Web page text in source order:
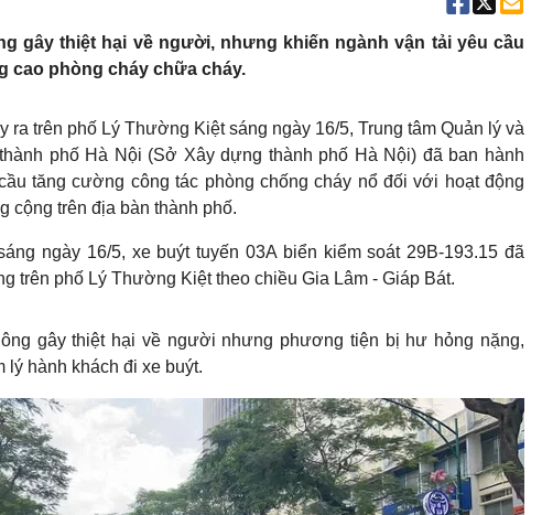
gây thiệt hại về người, nhưng khiến ngành vận tải yêu cầu
cao phòng cháy chữa cháy.
ra trên phố Lý Thường Kiệt sáng ngày 16/5, Trung tâm Quản lý và
phố Hà Nội (Sở Xây dựng thành phố Hà Nội) đã ban hành
tăng cường công tác phòng chống cháy nổ đối với hoạt động
cộng trên địa bàn thành phố.
ngày 16/5, xe buýt tuyến 03A biển kiểm soát 29B-193.15 đã
trên phố Lý Thường Kiệt theo chiều Gia Lâm - Giáp Bát.
gây thiệt hại về người nhưng phương tiện bị hư hỏng nặng,
hành khách đi xe buýt.